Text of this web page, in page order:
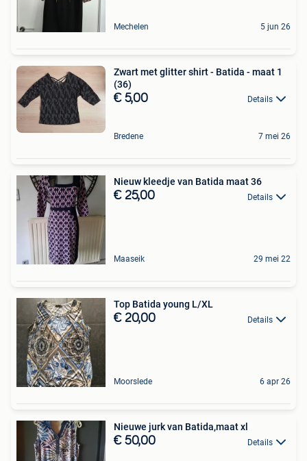
Mechelen 5 jun 26
Zwart met glitter shirt - Batida - maat 1
(36)
€ 5,00 Details
Bredene 7 mei 26
Nieuw kleedje van Batida maat 36
€ 25,00 Details
Maaseik 29 mei 22
Top Batida young L/XL
€ 20,00 Details
Moorslede 6 apr 26
Nieuwe jurk van Batida,maat xl
€ 50,00 Details